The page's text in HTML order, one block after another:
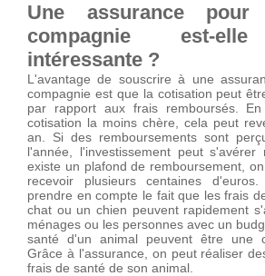
Une assurance
compagnie est-
intéressante ?
L'avantage de souscrire à une
compagnie est que la cotisation peut
par rapport aux frais remboursés.
cotisation la moins chère, cela peut
an. Si des remboursements sont
l'année, l'investissement peut
existe un plafond de remboursement,
recevoir plusieurs centaines
prendre en compte le fait que les frais
chat ou un chien peuvent rapidement
ménages ou les personnes avec un
santé d'un animal peuvent être une
Grâce à l'assurance, on peut réaliser
frais de santé de son animal.